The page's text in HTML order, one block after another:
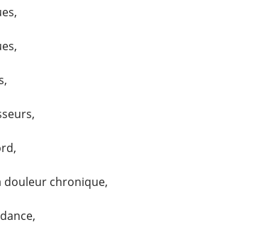
douleur chronique,